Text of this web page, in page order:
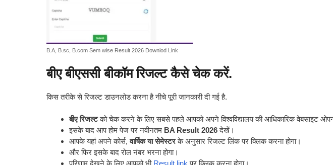
B.A, B.sc, B.com Sem wise Result 2026 Downlod Link
बीए बीएससी बीकॉम रिजल्ट कैसे चेक करें.
किस तरीके से रिजल्ट डाउनलोड करना है नीचे पूरी जानकारी दी गई है.
बीए रिजल्टको चेक करने के लिए सबसे पहले आपको अपने विश्वविद्यालय की आधिकारिक वेबसाइट ओपन
इसके बाद आप होम पेज पर नवीनतम BA Result 2026देखें।
आपके यहां अपने कोर्स,वार्षिक या सेमेस्टरके अनुसार रिजल्ट लिंक पर क्लिक करना होगा।
और फिर इसके बाद रोल नंबर भरना होगा।